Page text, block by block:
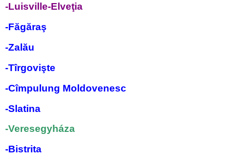
-Luisville-Elveţia
-Făgăraş
-Zalău
-Tîrgovişte
-Cîmpulung Moldovenesc
-Slatina
-Veresegyháza
-Bistrita